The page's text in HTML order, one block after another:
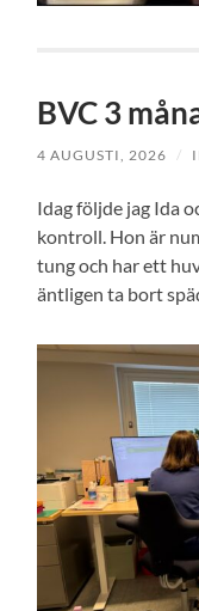
BVC 3
4 AUGUSTI, 2026 /
Idag följde jag Ida
kontroll. Hon är
tung och har ett
äntligen ta bort